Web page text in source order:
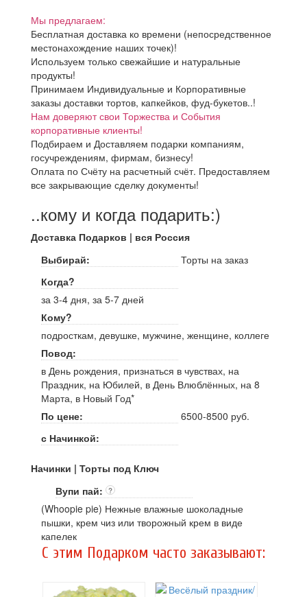
Мы предлагаем:
Бесплатная доставка ко времени (непосредственное
местонахождение наших точек)!
Используем только свежайшие и натуральные
продукты!
Принимаем Индивидуальные и Корпоративные
заказы доставки тортов, капкейков, фуд-букетов..!
Нам доверяют свои Торжества и События
корпоративные клиенты!
Подбираем и Доставляем подарки компаниям,
госучреждениям, фирмам, бизнесу!
Оплата по Счёту на расчетный счёт. Предоставляем
все закрывающие сделку документы!
..кому и когда подарить:)
Доставка Подарков | вся Россия
Выбирай:
Торты на заказ
Когда?
за 3-4 дня, за 5-7 дней
Кому?
подросткам, девушке, мужчине, женщине, коллеге
Повод:
в День рождения, признаться в чувствах, на
Праздник, на Юбилей, в День Влюблённых, на 8
Марта, в Новый Год*
По цене:
6500-8500 руб.
с Начинкой:
Начинки | Торты под Ключ
Вупи пай:
?
(Whoopie pie) Нежные влажные шоколадные
пышки, крем чиз или творожный крем в виде
капелек
C этим Подарком часто заказывают: